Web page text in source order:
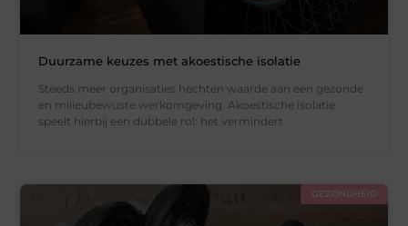
Duurzame keuzes met akoestische isolatie
Steeds meer organisaties hechten waarde aan een gezonde
en milieubewuste werkomgeving. Akoestische isolatie
speelt hierbij een dubbele rol: het vermindert
GEZONDHEID